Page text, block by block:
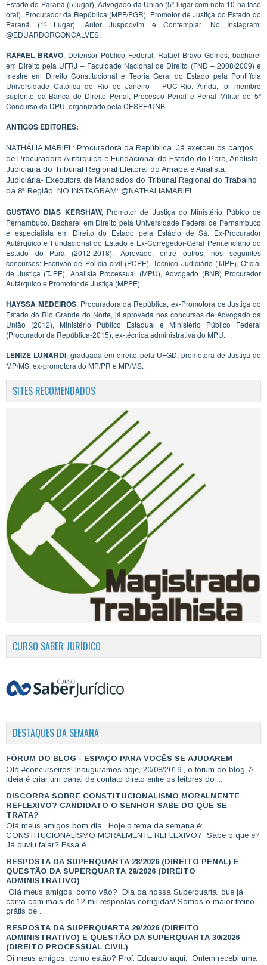
Estado do Paraná (5 lugar), Advogado da União (5º lugar com nota 10 na fase
oral). Procurador da República (MPF/PGR). Promotor de Justiça do Estado do
Paraná (1º Lugar). Autor Juspodvim e Contemplar. No Instagram:
@EDUARDORGONCALVES.
RAFAEL BRAVO, Defensor Público Federal, Rafael Bravo Gomes, bacharel
em Direito pela UFRJ – Faculdade Nacional de Direito (FND – 2008/2009) e
mestre em Direito Constitucional e Teoria Geral do Estado pela Pontifícia
Universidade Católica do Rio de Janeiro – PUC-Rio. Ainda, foi membro
suplente da Banca de Direito Penal, Processo Penal e Penal Militar do 5º
Concurso da DPU, organizado pela CESPE/UNB.
ANTIGOS EDITORES:
NATHÁLIA MARIEL: Procuradora da República. Já exerceu os cargos
de Procuradora Autárquica e Fundacional do Estado do Pará, Analista
Judiciária do Tribunal Regional Eleitoral do Amapá e Analista
Judiciária- Executora de Mandados do Tribunal Regional do Trabalho
da 8ª Região. NO INSTAGRAM: @NATHALIAMARIEL.
GUSTAVO DIAS KERSHAW, Promotor de Justiça do Ministério Púbico de
Pernambuco. Bacharel em Direito pela Universidade Federal de Pernambuco
e especialista em Direito do Estado pela Estácio de Sá. Ex-Procurador
Autárquico e Fundacional do Estado e Ex-Corregedor-Geral Penitenciário do
Estado do Pará (2012-2018). Aprovado, entre outros, nos seguintes
concursos: Escrivão de Polícia civil (PCPE), Técnico Judiciário (TJPE), Oficial
de Justiça (TJPE), Analista Processual (MPU), Advogado (BNB) Procurador
Autárquico e Promotor de Justiça (MPPE).
HAYSSA MEDEIROS, Procuradora da República, ex-Promotora de Justiça do
Estado do Rio Grande do Norte, já aprovada nos concursos de Advogado da
União (2012), Ministério Público Estadual e Ministério Público Federal
(Procurador da República-2015), ex-técnica administrativa do MPU.
LENIZE LUNARDI, graduada em direito pela UFGD, promotora de Justiça do
MP/MS, ex-promotora do MP/PR e MP/MS.
SITES RECOMENDADOS
CURSO SABER JURÍDICO
DESTAQUES DA SEMANA
FÓRUM DO BLOG - ESPAÇO PARA VOCÊS SE AJUDAREM
Olá #concurseiros! Inauguramos hoje, 20/08/2019 , o fórum do blog. A
ideia é criar um canal de contato direto entre os leitores do ...
DISCORRA SOBRE CONSTITUCIONALISMO MORALMENTE
REFLEXIVO? CANDIDATO O SENHOR SABE DO QUE SE
TRATA?
Olá meus amigos bom dia. Hoje o tema da semana é:
CONSTITUCIONALISMO MORALMENTE REFLEXIVO? Sabe o que é?
Já ouviu falar? Essa é...
RESPOSTA DA SUPERQUARTA 28/2026 (DIREITO PENAL) E
QUESTÃO DA SUPERQUARTA 29/2026 (DIREITO
ADMINISTRATIVO)
Olá meus amigos, como vão? Dia da nossa Superquarta, que já
conta com mais de 12 mil respostas corrigidas! Somos o maior treino
grátis de ...
RESPOSTA DA SUPERQUARTA 29/2026 (DIREITO
ADMINISTRATIVO) E QUESTÃO DA SUPERQUARTA 30/2026
(DIREITO PROCESSUAL CIVIL)
Oi meus amigos, como estão? Prof. Eduardo aqui. Ontem recebi uma